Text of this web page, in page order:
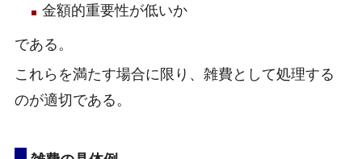
金額的重要性が低いか
である。
これらを満たす場合に限り、雑費として処理する
のが適切である。